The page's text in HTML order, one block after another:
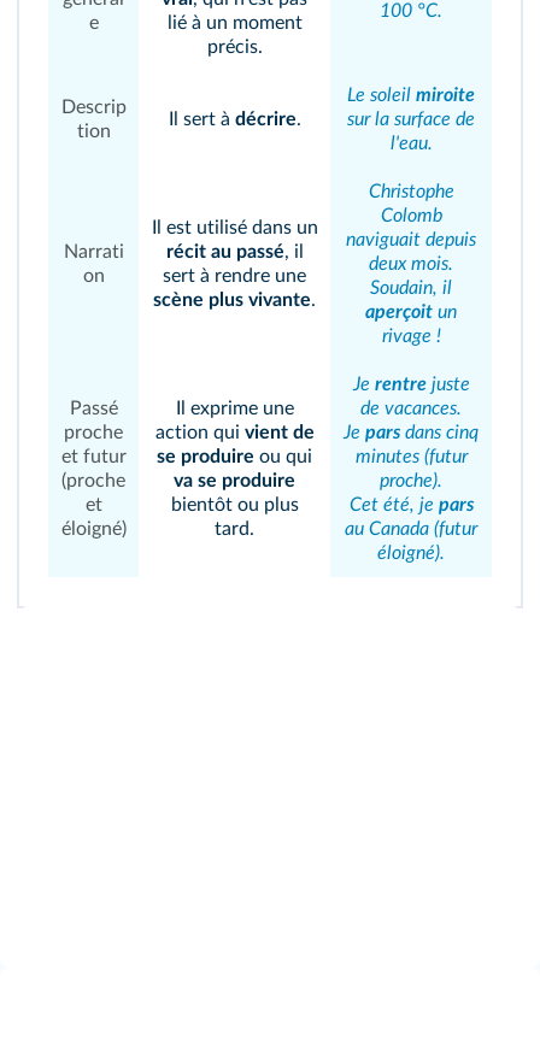
e
lié à un moment
précis.
100 °C.
Descrip
tion
Il sert à décrire.
Le soleil miroite
sur la surface de
l'eau.
Narrati
on
Il est utilisé dans un
récit au passé, il
sert à rendre une
scène plus vivante.
Christophe
Colomb
naviguait depuis
deux mois.
Soudain, il
aperçoit un
rivage !
Passé
proche
et futur
(proche
et
éloigné)
Il exprime une
action qui vient de
se produire ou qui
va se produire
bientôt ou plus
tard.
Je rentrejuste
de vacances.
Je pars dans cinq
minutes (futur
proche).
Cet été, je pars
au Canada (futur
éloigné).